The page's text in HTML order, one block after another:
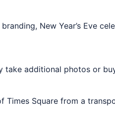
New Year’s Eve
take additional photos or
Times Square from a